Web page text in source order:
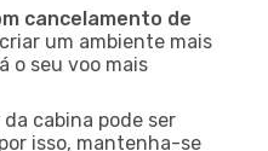
cancelamento de
um ambiente mais
o seu voo mais
da cabina pode ser
isso, mantenha-se